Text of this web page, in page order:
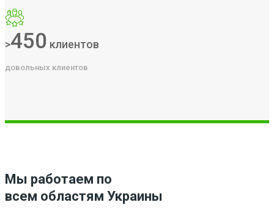
>450 клиентов
довольных клиентов
Мы работаем по
всем областям Украины